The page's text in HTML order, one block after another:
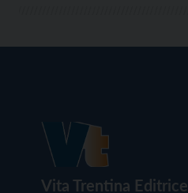
Vita Trentina Editrice